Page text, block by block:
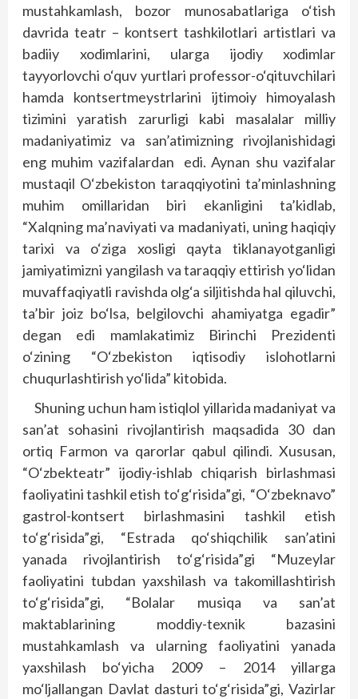
mustahkamlash, bozor munosabatlariga o‘tish
davrida teatr – kontsert tashkilotlari artistlari va
badiiy xodimlarini, ularga ijodiy xodimlar
tayyorlovchi o‘quv yurtlari professor-o‘qituvchilari
hamda kontsertmeystrlarini ijtimoiy himoyalash
tizimini yaratish zarurligi kabi masalalar milliy
madaniyatimiz va san’atimizning rivojlanishidagi
eng muhim vazifalardan edi. Aynan shu vazifalar
mustaqil O‘zbekiston taraqqiyotini ta’minlashning
muhim omillaridan biri ekanligini ta’kidlab,
“Xalqning ma’naviyati va madaniyati, uning haqiqiy
tarixi va o‘ziga xosligi qayta tiklanayotganligi
jamiyatimizni yangilash va taraqqiy ettirish yo‘lidan
muvaffaqiyatli ravishda olg‘a siljitishda hal qiluvchi,
ta’bir joiz bo‘lsa, belgilovchi ahamiyatga egadir”
degan edi mamlakatimiz Birinchi Prezidenti
o‘zining “O‘zbekiston iqtisodiy islohotlarni
chuqurlashtirish yo‘lida” kitobida.
Shuning uchun ham istiqlol yillarida madaniyat va
san’at sohasini rivojlantirish maqsadida 30 dan
ortiq Farmon va qarorlar qabul qilindi. Xususan,
“O‘zbekteatr” ijodiy-ishlab chiqarish birlashmasi
faoliyatini tashkil etish to‘g‘risida”gi, “O‘zbeknavo”
gastrol-kontsert birlashmasini tashkil etish
to‘g‘risida”gi, “Estrada qo‘shiqchilik san’atini
yanada rivojlantirish to‘g‘risida”gi “Muzeylar
faoliyatini tubdan yaxshilash va takomillashtirish
to‘g‘risida”gi, “Bolalar musiqa va san’at
maktablarining moddiy-texnik bazasini
mustahkamlash va ularning faoliyatini yanada
yaxshilash bo‘yicha 2009 – 2014 yillarga
mo‘ljallangan Davlat dasturi to‘g‘risida”gi, Vazirlar